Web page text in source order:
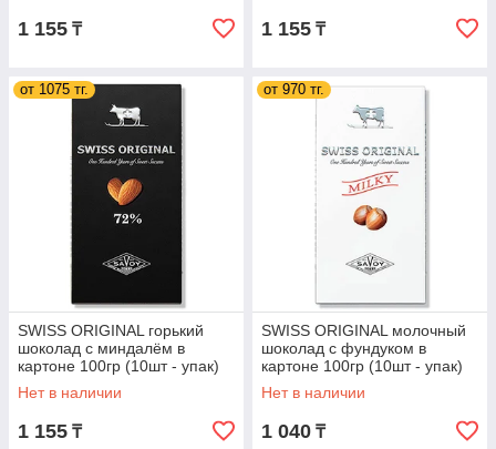
1 155 ₸ 1 155 ₸
от 1075 тг.
SWISS ORIGINAL горький
шоколад с миндалём в
картоне 100гр (10шт - упак)
Нет в наличии
1 155 ₸
от 970 тг.
SWISS ORIGINAL молочный
шоколад с фундуком в
картоне 100гр (10шт - упак)
Нет в наличии
1 040 ₸